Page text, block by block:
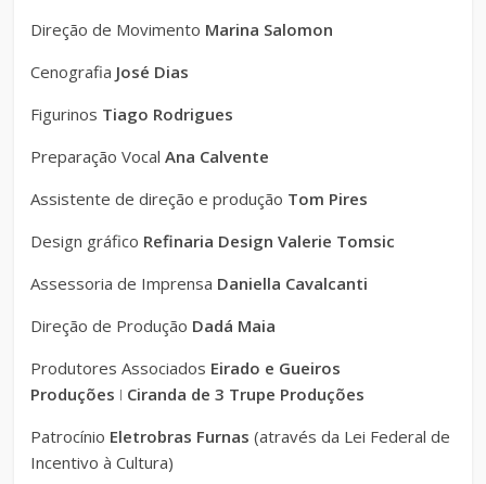
Direção de Movimento Marina Salomon
Cenografia José Dias
Figurinos Tiago Rodrigues
Preparação VocalAna Calvente
Assistente de direção e produção Tom Pires
Design gráfico Refinaria Design Valerie Tomsic
Assessoria de Imprensa Daniella Cavalcanti
Direção de Produção Dadá Maia
Produtores Associados Eirado e Gueiros
Produções ǀ Ciranda de 3 Trupe Produções
Patrocínio Eletrobras Furnas (através da Lei Federal de
Incentivo à Cultura)